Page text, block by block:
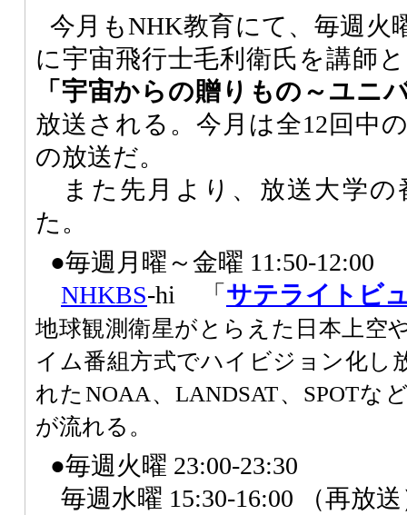
今月もNHK教育にて、毎週火
に宇宙飛行士毛利衛氏を講師
「宇宙からの贈りもの～ユニ
放送される。今月は全12回中
の放送だ。
また先月より、放送大学の
た。
●毎週月曜～金曜 11:50-12:00
NHKBS-hi 「 サテライトビ
地球観測衛星がとらえた日本上空
イム番組方式でハイビジョン化し
れたNOAA、LANDSAT、SPOTな
が流れる。
●毎週火曜 23:00-23:30
毎週水曜 15:30-16:00 （再放